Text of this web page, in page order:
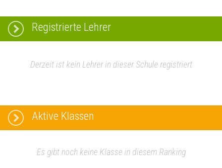
Registrierte Lehrer
Derzeit ist kein Lehrer in dieser Schule registriert
Aktive Klassen
Es gibt noch keine Klasse in diesem Ranking